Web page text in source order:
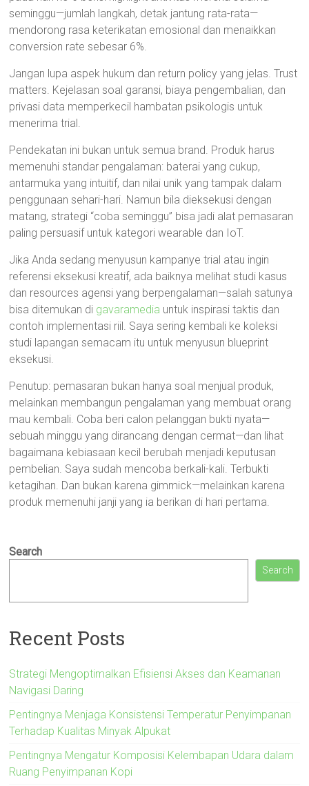
seminggu—jumlah langkah, detak jantung rata-rata—
mendorong rasa keterikatan emosional dan menaikkan
conversion rate sebesar 6%.
Jangan lupa aspek hukum dan return policy yang jelas. Trust
matters. Kejelasan soal garansi, biaya pengembalian, dan
privasi data memperkecil hambatan psikologis untuk
menerima trial.
Pendekatan ini bukan untuk semua brand. Produk harus
memenuhi standar pengalaman: baterai yang cukup,
antarmuka yang intuitif, dan nilai unik yang tampak dalam
penggunaan sehari-hari. Namun bila dieksekusi dengan
matang, strategi “coba seminggu” bisa jadi alat pemasaran
paling persuasif untuk kategori wearable dan IoT.
Jika Anda sedang menyusun kampanye trial atau ingin
referensi eksekusi kreatif, ada baiknya melihat studi kasus
dan resources agensi yang berpengalaman—salah satunya
bisa ditemukan di gavaramedia untuk inspirasi taktis dan
contoh implementasi riil. Saya sering kembali ke koleksi
studi lapangan semacam itu untuk menyusun blueprint
eksekusi.
Penutup: pemasaran bukan hanya soal menjual produk,
melainkan membangun pengalaman yang membuat orang
mau kembali. Coba beri calon pelanggan bukti nyata—
sebuah minggu yang dirancang dengan cermat—dan lihat
bagaimana kebiasaan kecil berubah menjadi keputusan
pembelian. Saya sudah mencoba berkali-kali. Terbukti
ketagihan. Dan bukan karena gimmick—melainkan karena
produk memenuhi janji yang ia berikan di hari pertama.
Search
Search
Recent Posts
Strategi Mengoptimalkan Efisiensi Akses dan Keamanan
Navigasi Daring
Pentingnya Menjaga Konsistensi Temperatur Penyimpanan
Terhadap Kualitas Minyak Alpukat
Pentingnya Mengatur Komposisi Kelembapan Udara dalam
Ruang Penyimpanan Kopi